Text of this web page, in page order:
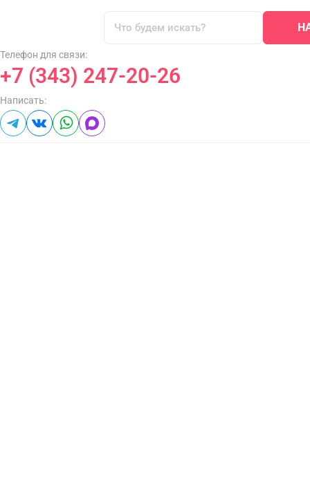
Телефон для связи:
+7 (343) 247-20-26
Написать: